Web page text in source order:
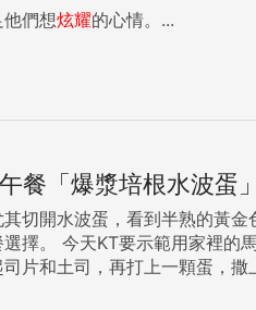
們想炫耀的心情。...
餐「爆漿培根水波蛋」
切開水波蛋，看到半熟的黃
何技巧，連
片和土司，再打上一顆蛋，